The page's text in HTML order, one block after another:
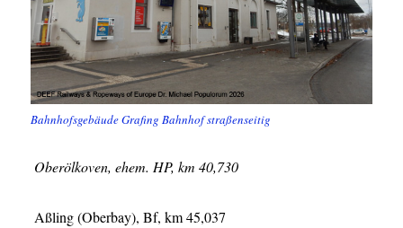
Bahnhofsgebäude Grafing Bahnhof straßenseitig
Oberölkoven, ehem. HP, km 40,730
Aßling (Oberbay), Bf, km 45,037